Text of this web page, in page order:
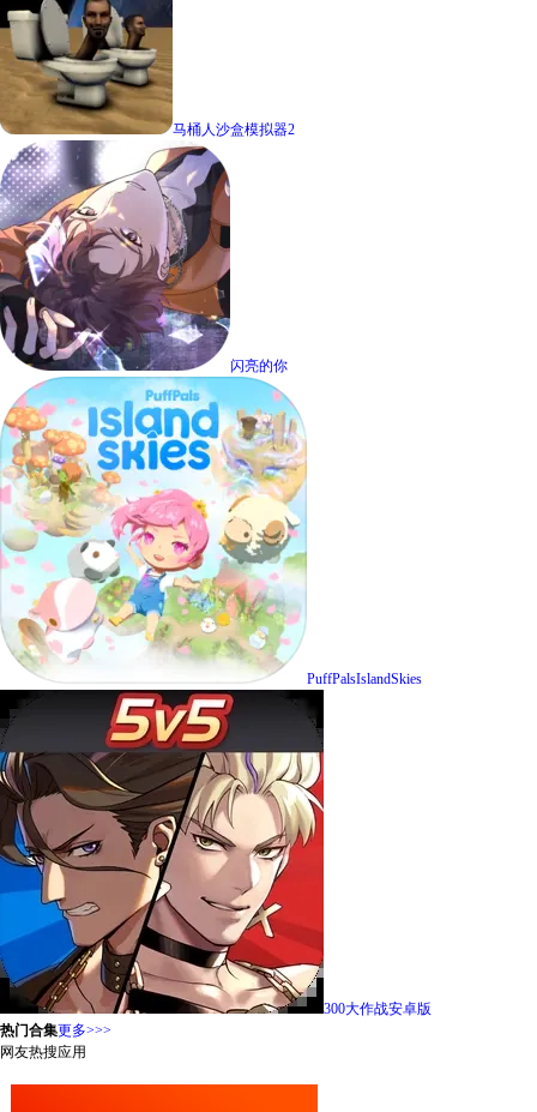
马桶人沙盒模拟器2
闪亮的你
PuffPalsIslandSkies
300大作战安卓版
热门合集更多>>>
网友热搜应用